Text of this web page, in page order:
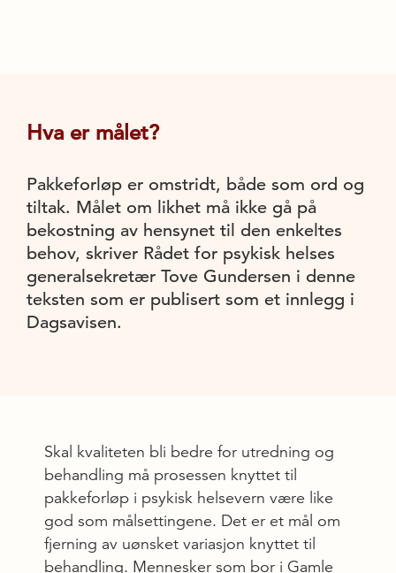
Hva er målet?
Pakkeforløp er omstridt, både som ord og
tiltak. Målet om likhet må ikke gå på
bekostning av hensynet til den enkeltes
behov, skriver Rådet for psykisk helses
generalsekretær Tove Gundersen i denne
teksten som er publisert som et innlegg i
Dagsavisen.
Skal kvaliteten bli bedre for utredning og
behandling må prosessen knyttet til
pakkeforløp i psykisk helsevern være like
god som målsettingene. Det er et mål om
fjerning av uønsket variasjon knyttet til
behandling. Mennesker som bor i Gamle